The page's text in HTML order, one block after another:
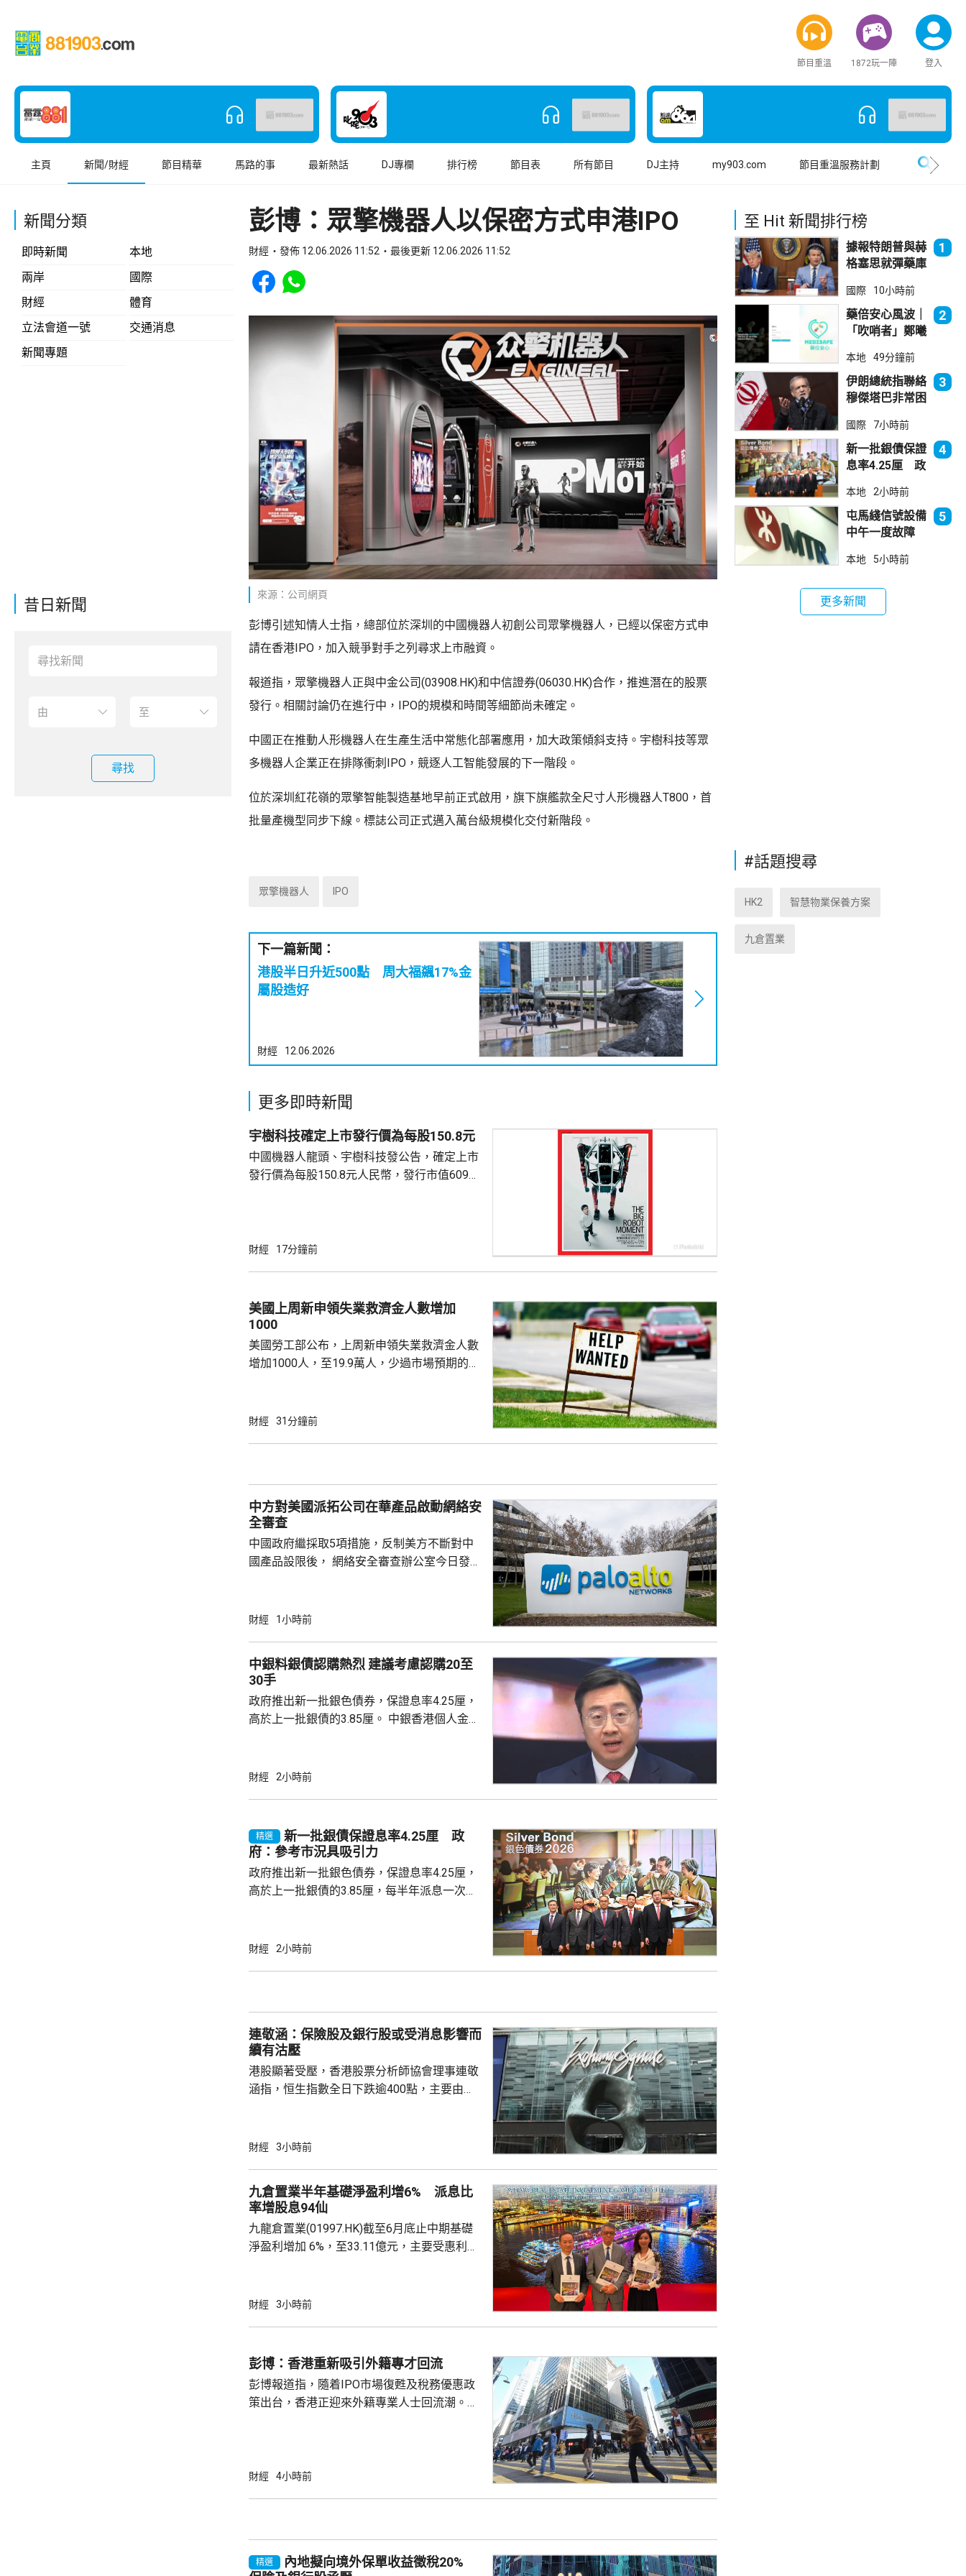
節目重溫 1872玩一陣 登入
主頁 新聞/財經 節目精華 馬路的事 最新熱話 DJ專欄 排行榜 節目表 所有節目 DJ主持 my903.com 節目重溫服務計劃
新聞分類
即時新聞
本地
兩岸
國際
財經
體育
立法會道一號
交通消息
新聞專題
昔日新聞
尋找
彭博：眾擎機器人以保密方式申港IPO
財經 發佈 12.06.2026 11:52 最後更新 12.06.2026 11:52
Share to Facebook
Share to WhatsApp
來源：公司網頁
彭博引述知情人士指，總部位於深圳的中國機器人初創公司眾擎機器人，已經以保密方式申
請在香港IPO，加入競爭對手之列尋求上市融資。
報道指，眾擎機器人正與中金公司(03908.HK)和中信證券(06030.HK)合作，推進潛在的股票
發行。相關討論仍在進行中，IPO的規模和時間等細節尚未確定。
中國正在推動人形機器人在生產生活中常態化部署應用，加大政策傾斜支持。宇樹科技等眾
多機器人企業正在排隊衝刺IPO，競逐人工智能發展的下一階段。
位於深圳紅花嶺的眾擎智能製造基地早前正式啟用，旗下旗艦款全尺寸人形機器人T800，首
批量產機型同步下線。標誌公司正式邁入萬台級規模化交付新階段。
眾擎機器人 IPO
下一篇新聞：
港股半日升近500點 周大福飊17%金
屬股造好
財經 12.06.2026
更多即時新聞
宇樹科技確定上市發行價為每股150.8元
中國機器人龍頭、宇樹科技發公告，確定上市
發行價為每股150.8元人民幣，發行市值609億
開發行新股4040多萬股，擬發行數量佔發行後
戰略配售數量約為809萬股。發行完成後，宇
樹科技總股本...
財經 17分鐘前
美國上周新申領失業救濟金人數增加
1000
美國勞工部公布，上周新申領失業救濟金人數
增加1000人，至19.9萬人，少過市場預期的
19.8萬。
財經 31分鐘前
中方對美國派拓公司在華產品啟動網絡安
全審查
中國政府繼採取5項措施，反制美方不斷對中
國產品設限後， 網絡安全審查辦公室今日發公
公告指，為保障關鍵信息基礎設施安全穩定運
拓產品實施網絡安全審查。 商務部昨日宣布對
美國採取5項反制措施，包括加強無人機相關
兩用物項對出口管...
財經 1小時前
中銀料銀債認購熱烈 建議考慮認購20至
30手
政府推出新一批銀色債券，保證息率4.25厘，
高於上一批銀債的3.85厘。 中銀香港個人金融
帶動股市和債市波動，令風險較低及收益穩定
引。他指，近年銀色債券的認購反應熱烈，每
年超過30萬人參與，預料今次認購人數會更
多，建議市民可考慮購買20...
財經 2小時前
精選
新一批銀債保證息率4.25厘 政
府：參考市況具吸引力
政府推出新一批銀色債券，保證息率4.25厘，
高於上一批銀債的3.85厘，每半年派息一次。
100手債券；持有有效香港身份證、1967年或
額上調至最多550億元。。 財經事務及庫務局
局長...
財經 2小時前
連敬涵：保險股及銀行股或受消息影響而
續有沽壓
港股顯著受壓，香港股票分析師協會理事連敬
涵指，恒生指數全日下跌逾400點，主要由於
滙豐(00005.HK)受消息影響，亦分別跌逾6%及
險公司的內地客相關業務增長有困難，提醒如
果消息再進一步惡化，會繼續為保險股及銀行
股...
財經 3小時前
九倉置業半年基礎淨盈利增6% 派息比
率增股息94仙
九龍倉置業(01997.HK)截至6月底止中期基礎
淨盈利增加 6%，至33.11億元，主要受惠利息
24.06億元。 九倉置業表示，到今年底綜合負
決定自2026年起將派息比率提高 25個百分
點，由65%調升至 90%，並持續檢討。第...
財經 3小時前
彭博：香港重新吸引外籍專才回流
彭博報道指，隨着IPO市場復甦及稅務優惠政
策出台，香港正迎來外籍專業人士回流潮。官
高。 報道引述27歲的法國量化工程師Theo
財經 4小時前
精選
內地擬向境外保單收益徵稅20%
至 Hit 新聞排行榜
據報特朗普與赫
格塞思就彈藥庫
1
國際 10小時前
藥倍安心風波｜
「吹哨者」鄭曦
進行刑事調查
2
本地 49分鐘前
伊朗總統指聯絡
穆傑塔巴非常困
製造分裂
3
國際 7小時前
新一批銀債保證
息率4.25厘 政
吸引力
4
本地 2小時前
屯馬綫信號設備
中午一度故障
時恢復
5
本地 5小時前
更多新聞
#話題搜尋
HK2 智慧物業保養方案
九倉置業